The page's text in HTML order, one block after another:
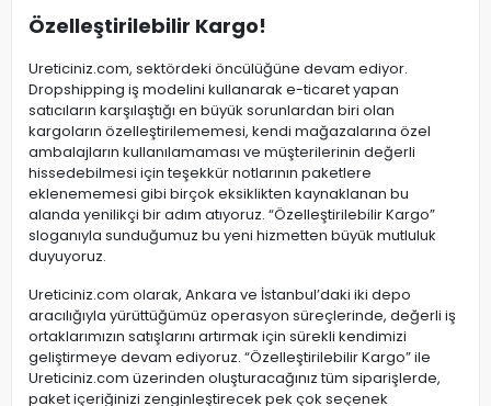
Özelleştirilebilir Kargo!
Ureticiniz.com, sektördeki öncülüğüne devam ediyor.
Dropshipping iş modelini kullanarak e-ticaret yapan
satıcıların karşılaştığı en büyük sorunlardan biri olan
kargoların özelleştirilememesi, kendi mağazalarına özel
ambalajların kullanılamaması ve müşterilerinin değerli
hissedebilmesi için teşekkür notlarının paketlere
eklenememesi gibi birçok eksiklikten kaynaklanan bu
alanda yenilikçi bir adım atıyoruz. “Özelleştirilebilir Kargo”
sloganıyla sunduğumuz bu yeni hizmetten büyük mutluluk
duyuyoruz.
Ureticiniz.com olarak, Ankara ve İstanbul’daki iki depo
aracılığıyla yürüttüğümüz operasyon süreçlerinde, değerli iş
ortaklarımızın satışlarını artırmak için sürekli kendimizi
geliştirmeye devam ediyoruz. “Özelleştirilebilir Kargo” ile
Ureticiniz.com üzerinden oluşturacağınız tüm siparişlerde,
paket içeriğinizi zenginleştirecek pek çok seçenek